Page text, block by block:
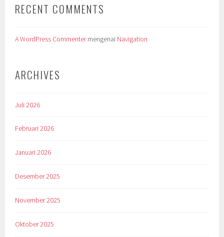
RECENT COMMENTS
A WordPress Commentermengenai Navigation
ARCHIVES
Juli 2026
Februari 2026
Januari 2026
Desember 2025
November 2025
Oktober 2025